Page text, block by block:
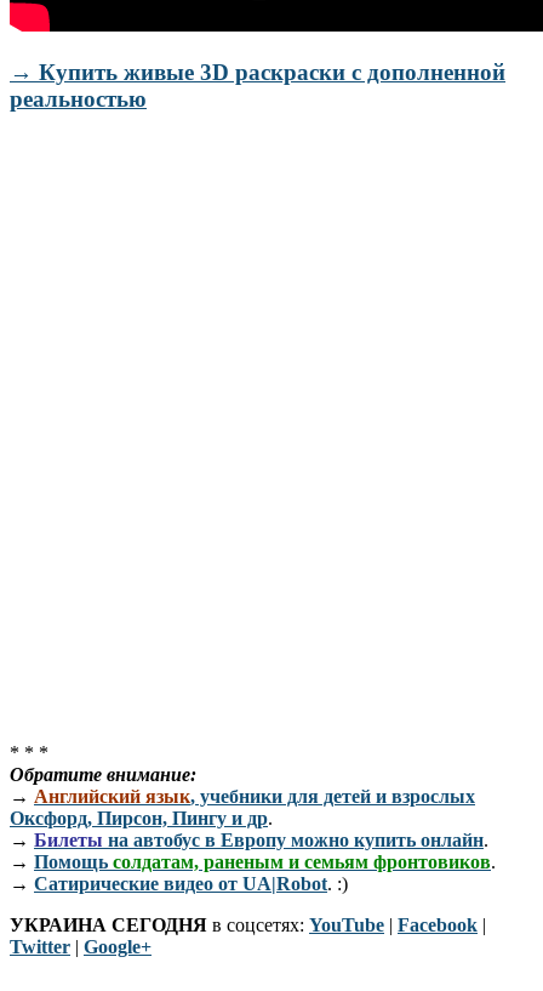
→ Купить живые 3D раскраски с дополненной
реальностью
* * *
Обратите внимание:
→ Английский язык, учебники для детей и взрослых
Оксфорд, Пирсон, Пингу и др.
→ Билеты на автобус в Европу можно купить онлайн.
→ Помощь солдатам, раненым и семьям фронтовиков.
→ Сатирические видео от UA|Robot. :)
УКРАИНА СЕГОДНЯ в соцсетях: YouTube | Facebook |
Twitter | Google+